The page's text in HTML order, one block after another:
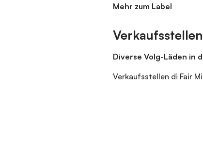
Mehr zum Label
Diverse Volg-Läden in
Verkaufsstellen di Fair